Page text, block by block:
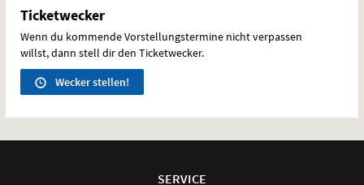
Ticketwecker
Wenn du kommende Vorstellungstermine nicht verpassen
willst, dann stell dir den Ticketwecker.
Wecker stellen!
SERVICE